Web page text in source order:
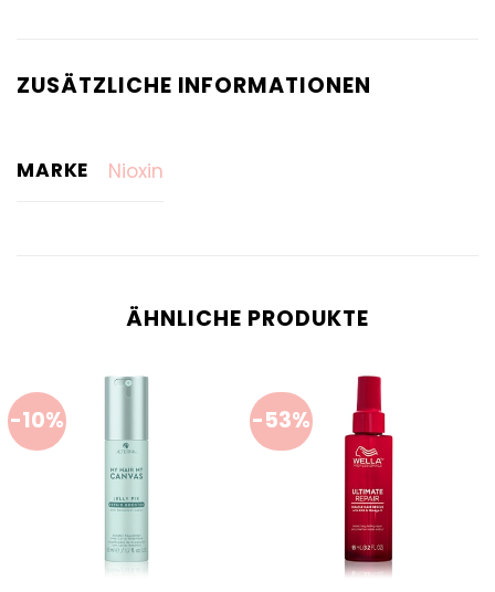
ZUSÄTZLICHE INFORMATIONEN
MARKE Nioxin
ÄHNLICHE PRODUKTE
-10% -53%